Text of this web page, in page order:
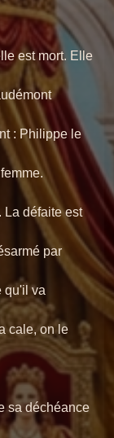
est mort. Elle
: Philippe le
La défaite est
par
qu'il va
cale, on le
sa déchéance